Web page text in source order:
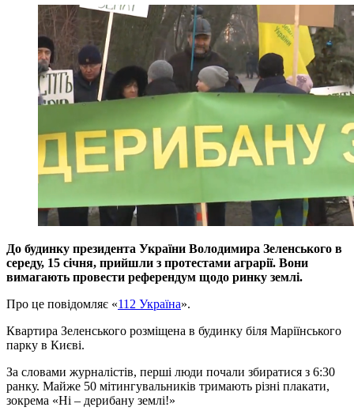
До будинку президента України Володимира Зеленського в
середу, 15 січня, прийшли з протестами аграрії. Вони
вимагають провести референдум щодо ринку землі.
Про це повідомляє «112 Україна».
Квартира Зеленського розміщена в будинку біля Маріїнського
парку в Києві.
За словами журналістів, перші люди почали збиратися з 6:30
ранку. Майже 50 мітингувальників тримають різні плакати,
зокрема «Ні – дерибану землі!»